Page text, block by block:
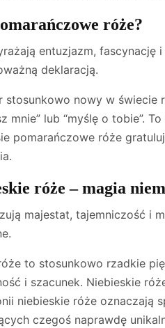
róże?
entuzjazm,
deklaracją.
nowy w świecie
mnie” lub “myślę o tobie”.
pomarańczowe róże
róże – magia
majestat, tajemniczość i
to stosunkowo rzadkie
i szacunek. Niebieskie
niebieskie róże
czegoś naprawdę